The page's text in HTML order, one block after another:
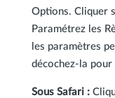
Options. Cliquer
Paramétrez les
les paramètres
décochez-la
Sous Safari :